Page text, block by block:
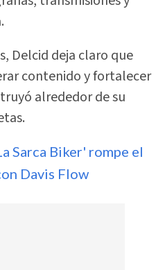
Delcid deja claro que
contenido y fortalecer
alrededor de su
Sarca Biker' rompe el
Davis Flow